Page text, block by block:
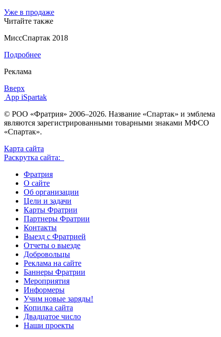
Уже в продаже
Читайте также
МиссСпартак 2018
Подробнее
Реклама
Вверх
App iSpartak
© РОО «Фратрия» 2006–2026. Название «Спартак» и эмблема
являются зарегистрированными товарными знаками МФСО
«Спартак».
Карта сайта
Раскрутка сайта:
Фратрия
О сайте
Об организации
Цели и задачи
Карты Фратрии
Партнеры Фратрии
Контакты
Выезд с Фратрией
Отчеты о выезде
Добровольцы
Реклама на сайте
Баннеры Фратрии
Мероприятия
Информеры
Учим новые заряды!
Копилка сайта
Двадцатое число
Наши проекты